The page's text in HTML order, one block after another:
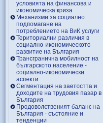
условията на финансова и
икономическа криза
Механизми за социално
подпомагане на
потреблението на ВиК услуги
Териториални различия в
социално-икономическото
развитие на България
Трансгранична мобилност на
българското население -
социално-икономически
аспекти
Сегментация на заетостта и
доходите на трудовия пазар в
България
Продоволственият баланс на
България - състояние и
тенденции